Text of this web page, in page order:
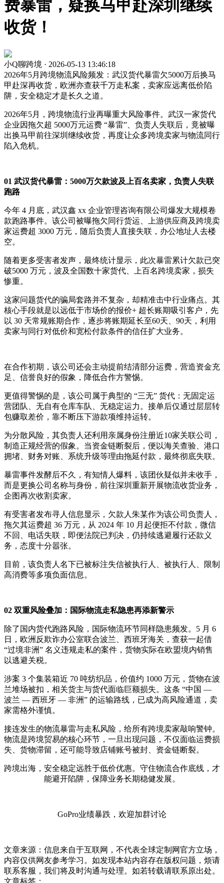
费暴雷，疑换马甲赴深圳继续
收货！
小Q聊跨境 · 2026-05-13 13:46:18
2026年5月跨境物流风险频发：武汉货代暴雷欠5000万后换马
甲赴深再收货，欧洲亦查获千万走私案，卖家应远离低价陷
阱，安全稳定才是长久之道。
2026年5月，跨境物流行业再曝重大风险事件。武汉一家货代
企业因拖欠超 5000万元运费 “暴雷”、负责人失联后，竟被曝
出换马甲前往深圳继续收货，再度让众多跨境卖家与物流同行
陷入危机。
01 武汉货代暴雷：5000万欠款波及上百名卖家，负责人失联
跑路
今年 4 月底，武汉鑫 xx 企业管理咨询有限公司爆发大规模卷
款跑路事件。该公司被曝拖欠同行货运、上游供应商及跨境卖
家运费超 3000 万元，随后负责人直接失联，办公地址人去楼
空。
随着更多受害者发声，最终统计显示，此次暴雷累计欠款已突
破5000 万元，波及全国数十家货代、上百名跨境卖家，损失
惨重。
这家问题货代的骗局套路并不复杂，却精准击中行业痛点。其
核心手段就是以远低于市场价的报价+ 超长账期吸引客户，先
以 30 天常规账期合作，逐步将账期延长至60天、90天，利用
卖家与同行对低价和宽松付款条件的信任扩大业务。
在合作初期，该公司还会主动提前结清部分运费，营造资金充
足、信誉良好的假象，降低合作方警惕。
更值得警惕的是，该公司属于典型的 “三无” 货代：无固定运
营团队、无自有仓库车队、无稳定运力。接单后仅通过层层转
包赚取差价，靠不断压下游款项维持运转。
为分散风险，其负责人还利用亲属身份注册近10家关联公司，
制造正规经营的假象。当资金链断裂后，便以海关查验、港口
拥堵、财务对账、系统升级等理由拖延付款，最终彻底失联。
暴雷事件发酵后不久，有知情人爆料，该团伙疑似并未收手，
而是更换公司名称与身份，前往深圳重新开展物流收货业务，
企图再次收割卖家。
有受害者发布寻人信息显示，欠款人朱某作为该公司负责人，
拖欠其运费超 36 万元，从 2024 年 10 月起便拒不付款，微信
不回、电话失联，即便法院已判决，仍持续逃避履行还款义
务，态度十分嚣张。
目前，该负责人名下已被标注失信被执行人、被执行人、限制
高消费等多项负面信息。
02 双重风险叠加：国际物流走私隐患再添新警示
除了国内货代跑路风险，国际物流环节同样隐患频发。5 月 6
日，欧洲反欺诈办公室联合波兰、西班牙海关，查获一起借
“过境非洲” 名义违规走私的案件，货物实际在欧盟境内销售
以逃避关税。
涉案 3 个集装箱近 70 吨纺织品，价值约 1000 万元，货物在波
兰堆场被扣，相关货主与货代面临巨额损失。这条 “中国 —
波兰 — 西班牙 — 非洲” 的运输路线，已成为高风险通道，卖
家需格外谨慎。
接连发生的物流暴雷与走私风险，给所有跨境卖家敲响警钟。
物流是跨境贸易的核心环节，一旦出现问题，不仅面临运费损
失、货物滞留，还可能导致店铺账号被封、资金链断裂。
跨境出海，安全稳定远胜于低价优惠。守住物流合作底线，才
能避开陷阱，保障业务长期稳健发展。
GoPro业绩暴跌，欢迎加群讨论
文章来源：信息来自于互联网，不代表全球定制网官方立场，
内容仅供网友参考学习。如发现本站内容存在版权问题，烦请
联系客服，我们将及时沟通与处理。如若转载请联系原出处。
文章标签：